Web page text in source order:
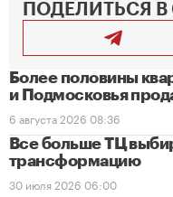
ПОДЕЛИТЬСЯ
Более половины
и Подмосковья
6 августа 2026 08:36
Все больше ТЦ
трансформацию
30 июля 2026 06:00